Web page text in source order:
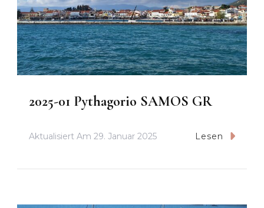
2025-01 Pythagorio SAMOS GR
Aktualisiert Am 29. Januar 2025 Lesen